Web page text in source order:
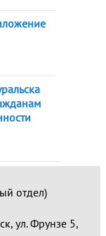
отдел)
ул. Фрунзе 5,